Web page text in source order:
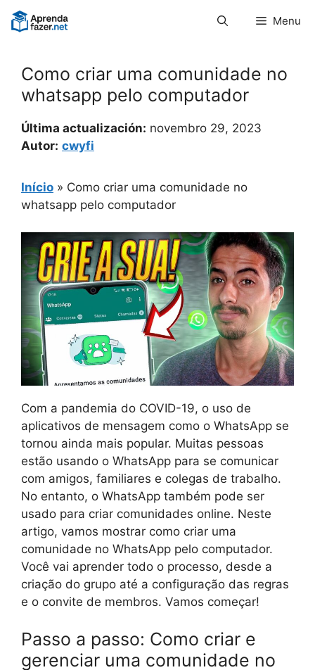
Pular
para
Menu
Como criar uma comunidade no
whatsapp pelo computador
Última actualización: novembro 29, 2023
Autor: cwyfi
Início » Como criar uma comunidade no
whatsapp pelo computador
Com a pandemia do COVID-19, o uso de
aplicativos de mensagem como o WhatsApp se
tornou ainda mais popular. Muitas pessoas
estão usando o WhatsApp para se comunicar
com amigos, familiares e colegas de trabalho.
No entanto, o WhatsApp também pode ser
usado para criar comunidades online. Neste
artigo, vamos mostrar como criar uma
comunidade no WhatsApp pelo computador.
Você vai aprender todo o processo, desde a
criação do grupo até a configuração das regras
e o convite de membros. Vamos começar!
Passo a passo: Como criar e
gerenciar uma comunidade no